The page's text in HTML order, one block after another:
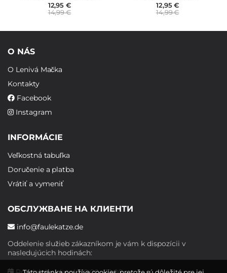
12,95 €
14,99 €
12,95 €
14,99 €
O NÁS
O Lenivá Mačka
Kontakty
Facebook
Instagram
INFORMÁCIE
Veľkostná tabuľka
Doručenie a platba
Vrátiť a vymeniť
ОБСЛУЖВАНЕ НА КЛИЕНТИ
info@faulekatze.de
Oddelenie služieb zákazníkom je vám k dispozícii v
nasledujúcich hodinách: